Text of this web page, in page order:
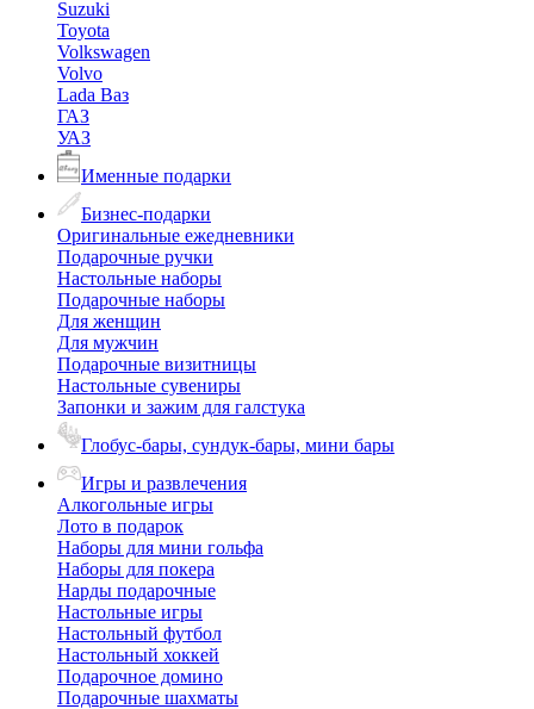
Suzuki
Toyota
Volkswagen
Volvo
Lada Ваз
ГАЗ
УАЗ
Именные подарки
Бизнес-подарки
Оригинальные ежедневники
Подарочные ручки
Настольные наборы
Подарочные наборы
Для женщин
Для мужчин
Подарочные визитницы
Настольные сувениры
Запонки и зажим для галстука
Глобус-бары, сундук-бары, мини бары
Игры и развлечения
Алкогольные игры
Лото в подарок
Наборы для мини гольфа
Наборы для покера
Нарды подарочные
Настольные игры
Настольный футбол
Настольный хоккей
Подарочное домино
Подарочные шахматы